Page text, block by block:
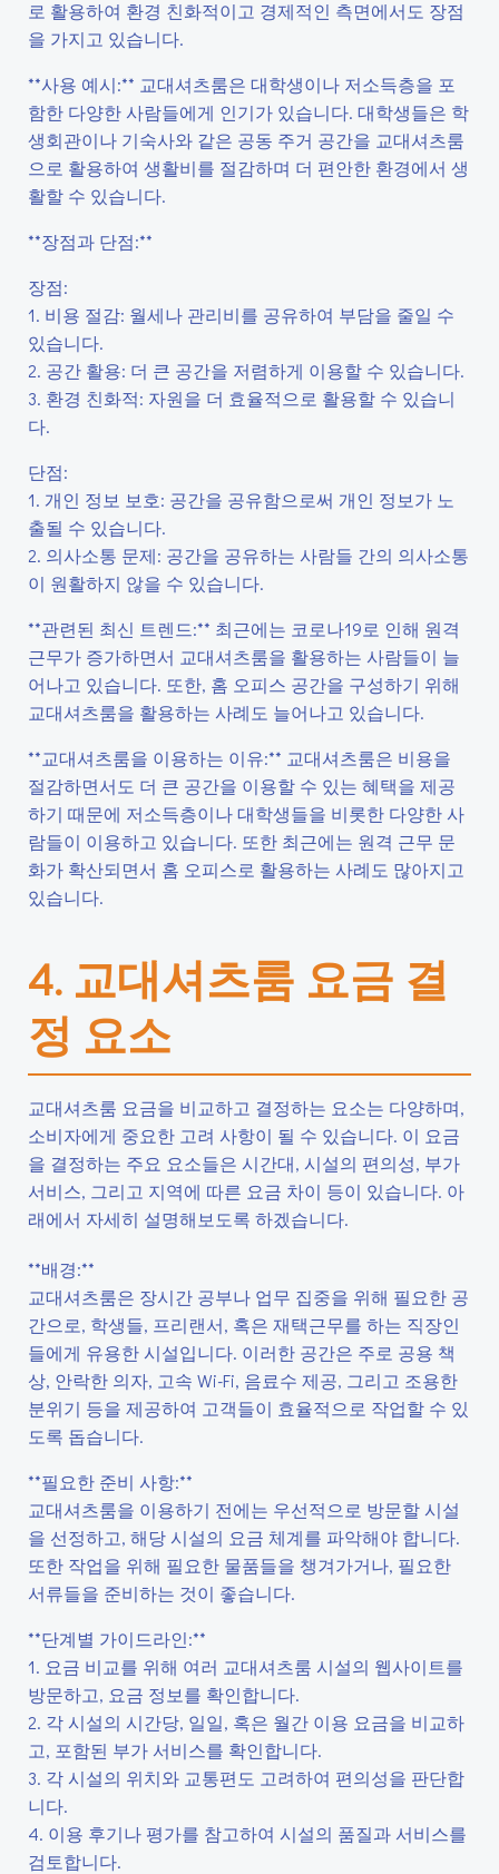
로 활용하여 환경 친화적이고 경제적인 측면에서도 장점
을 가지고 있습니다.
**사용 예시:** 교대셔츠룸은 대학생이나 저소득층을 포
함한 다양한 사람들에게 인기가 있습니다. 대학생들은 학
생회관이나 기숙사와 같은 공동 주거 공간을 교대셔츠룸
으로 활용하여 생활비를 절감하며 더 편안한 환경에서 생
활할 수 있습니다.
**장점과 단점:**
장점:
1. 비용 절감: 월세나 관리비를 공유하여 부담을 줄일 수
있습니다.
2. 공간 활용: 더 큰 공간을 저렴하게 이용할 수 있습니다.
3. 환경 친화적: 자원을 더 효율적으로 활용할 수 있습니
다.
단점:
1. 개인 정보 보호: 공간을 공유함으로써 개인 정보가 노
출될 수 있습니다.
2. 의사소통 문제: 공간을 공유하는 사람들 간의 의사소통
이 원활하지 않을 수 있습니다.
**관련된 최신 트렌드:** 최근에는 코로나19로 인해 원격
근무가 증가하면서 교대셔츠룸을 활용하는 사람들이 늘
어나고 있습니다. 또한, 홈 오피스 공간을 구성하기 위해
교대셔츠룸을 활용하는 사례도 늘어나고 있습니다.
**교대셔츠룸을 이용하는 이유:** 교대셔츠룸은 비용을
절감하면서도 더 큰 공간을 이용할 수 있는 혜택을 제공
하기 때문에 저소득층이나 대학생들을 비롯한 다양한 사
람들이 이용하고 있습니다. 또한 최근에는 원격 근무 문
화가 확산되면서 홈 오피스로 활용하는 사례도 많아지고
있습니다.
4. 교대셔츠룸 요금 결
정 요소
교대셔츠룸 요금을 비교하고 결정하는 요소는 다양하며,
소비자에게 중요한 고려 사항이 될 수 있습니다. 이 요금
을 결정하는 주요 요소들은 시간대, 시설의 편의성, 부가
서비스, 그리고 지역에 따른 요금 차이 등이 있습니다. 아
래에서 자세히 설명해보도록 하겠습니다.
**배경:**
교대셔츠룸은 장시간 공부나 업무 집중을 위해 필요한 공
간으로, 학생들, 프리랜서, 혹은 재택근무를 하는 직장인
들에게 유용한 시설입니다. 이러한 공간은 주로 공용 책
상, 안락한 의자, 고속 Wi-Fi, 음료수 제공, 그리고 조용한
분위기 등을 제공하여 고객들이 효율적으로 작업할 수 있
도록 돕습니다.
**필요한 준비 사항:**
교대셔츠룸을 이용하기 전에는 우선적으로 방문할 시설
을 선정하고, 해당 시설의 요금 체계를 파악해야 합니다.
또한 작업을 위해 필요한 물품들을 챙겨가거나, 필요한
서류들을 준비하는 것이 좋습니다.
**단계별 가이드라인:**
1. 요금 비교를 위해 여러 교대셔츠룸 시설의 웹사이트를
방문하고, 요금 정보를 확인합니다.
2. 각 시설의 시간당, 일일, 혹은 월간 이용 요금을 비교하
고, 포함된 부가 서비스를 확인합니다.
3. 각 시설의 위치와 교통편도 고려하여 편의성을 판단합
니다.
4. 이용 후기나 평가를 참고하여 시설의 품질과 서비스를
검토합니다.